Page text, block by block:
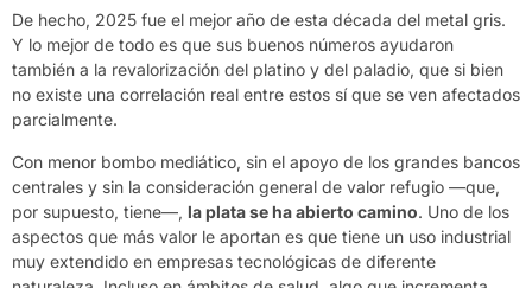
De hecho, 2025 fue el mejor año de esta década del metal gris.
Y lo mejor de todo es que sus buenos números ayudaron
también a la revalorización del platino y del paladio, que si bien
no existe una correlación real entre estos sí que se ven afectados
parcialmente.
Con menor bombo mediático, sin el apoyo de los grandes bancos
centrales y sin la consideración general de valor refugio —que,
por supuesto, tiene—, la plata se ha abierto camino. Uno de los
aspectos que más valor le aportan es que tiene un uso industrial
muy extendido en empresas tecnológicas de diferente